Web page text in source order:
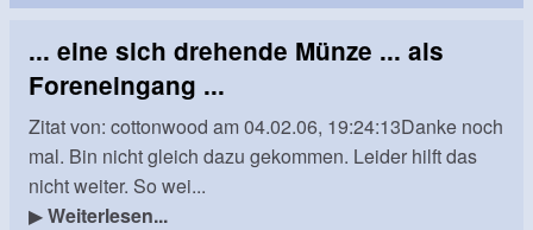
... eine sich drehende Münze ... als
Foreneingang ...
Zitat von: cottonwood am 04.02.06, 19:24:13Danke noch
mal. Bin nicht gleich dazu gekommen. Leider hilft das
nicht weiter. So wei...
▶Weiterlesen...